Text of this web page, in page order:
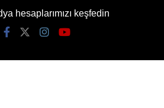
hesaplarımızı keşfedin